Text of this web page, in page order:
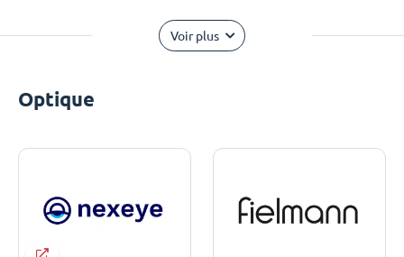
Voir plus
Optique